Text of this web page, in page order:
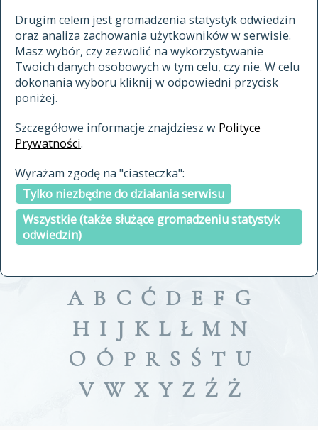
Drugim celem jest gromadzenia statystyk odwiedzin
oraz analiza zachowania użytkowników w serwisie.
Masz wybór, czy zezwolić na wykorzystywanie
Twoich danych osobowych w tym celu, czy nie. W celu
dokonania wyboru kliknij w odpowiedni przycisk
poniżej.
Szczegółowe informacje znajdziesz w Polityce
Prywatności.
Wyrażam zgodę na "ciasteczka":
Tylko niezbędne do działania serwisu
Wszystkie (także służące gromadzeniu statystyk
odwiedzin)
materiały archiwalne
cytowanie
kontakt
indeksie
a fronte
a tergo
A B C Ć D E F G
H I J K L Ł M N
O Ó P R S Ś T U
V W X Y Z Ź Ż